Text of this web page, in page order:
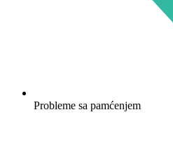
Probleme sa pamćenjem